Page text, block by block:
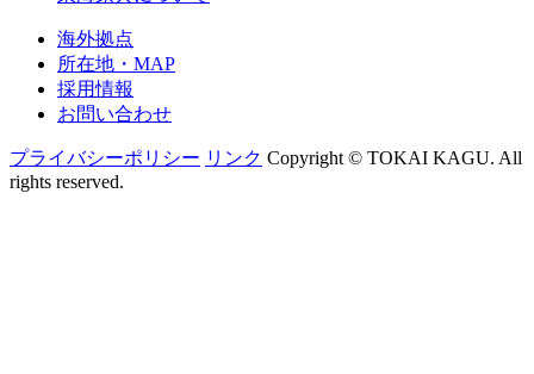
海外拠点
所在地・MAP
採用情報
お問い合わせ
プライバシーポリシー リンク Copyright © TOKAI KAGU. All
rights reserved.